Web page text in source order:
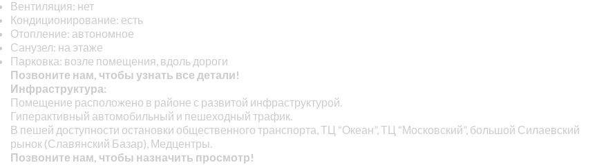
Вентиляция: нет
Кондиционирование: есть
Отопление: автономное
Санузел: на этаже
Парковка: возле помещения, вдоль дороги
Позвоните нам, чтобы узнать все детали!
Инфраструктура:
Помещение расположено в районе с развитой инфраструктурой.
Гиперактивный автомобильный и пешеходный трафик.
В пешей доступности остановки общественного транспорта, ТЦ “Океан”, ТЦ “Московский”, большой Силаевский
рынок (Славянский Базар), Медцентры.
Позвоните нам, чтобы назначить просмотр!